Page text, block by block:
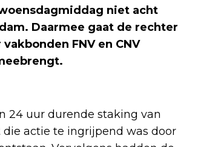
niet acht
Daarmee gaat de rechter
FNV en CNV
24 uur durende staking van
die actie te ingrijpend was door